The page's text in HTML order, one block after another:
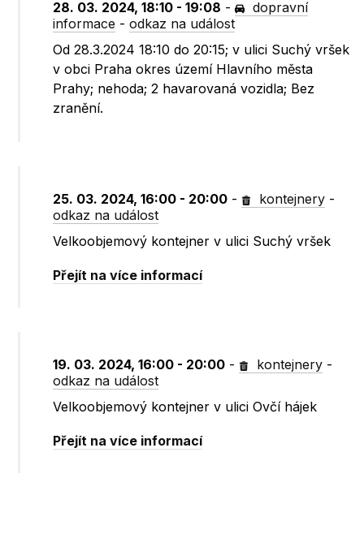
28. 03. 2024, 18:10 - 19:08 -
dopravní
informace -odkaz na událost
Od 28.3.2024 18:10 do 20:15; v ulici Suchý vršek
v obci Praha okres území Hlavního města
Prahy; nehoda; 2 havarovaná vozidla; Bez
zranění.
25. 03. 2024, 16:00 - 20:00 - kontejnery -
odkaz na událost
Velkoobjemový kontejner v ulici Suchý vršek
Přejít na více informací
19. 03. 2024, 16:00 - 20:00 - kontejnery -
odkaz na událost
Velkoobjemový kontejner v ulici Ovčí hájek
Přejít na více informací